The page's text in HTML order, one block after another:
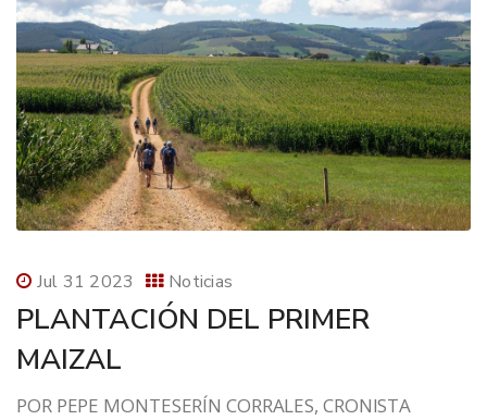
Jul 31 2023 Noticias
PLANTACIÓN DEL PRIMER
MAIZAL
POR PEPE MONTESERÍN CORRALES, CRONISTA